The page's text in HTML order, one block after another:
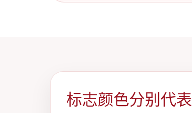
标志颜色分别代表